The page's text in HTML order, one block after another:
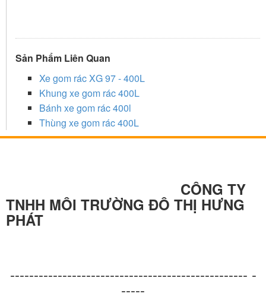
Sản Phẩm Liên Quan
Xe gom rác XG 97 - 400L
Khung xe gom rác 400L
Bánh xe gom rác 400l
Thùng xe gom rác 400L
CÔNG TY
TNHH MÔI TRƯỜNG ĐÔ THỊ HƯNG
PHÁT
-------------------------------------------------- -
-----